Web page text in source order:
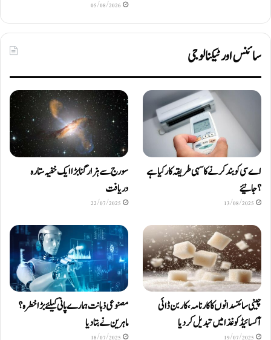
05/08/2026
سائنس اور ٹیکنالوجی
اے سی کو بند کرنے کا سہی طریقہ کار کیا ہے
؟ جانیئے
13/08/2025
سورج سے ہزار گنا بڑا ایک خفیہ ستارہ
دریافت
22/07/2025
چینی سائنسدانوں کا کارنامہ، کاربن ڈائی
آکسائیڈ کو غذا میں تبدیل کردیا
19/07/2025
مصنوعی ذہانت ہمارے پانی کیلئے بڑا خطرہ؟
ماہرین نے بتا دیا
18/07/2025